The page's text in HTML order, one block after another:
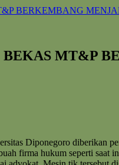
BERKEMBANG
MT&P
Diponegoro
firma hukum seperti saat